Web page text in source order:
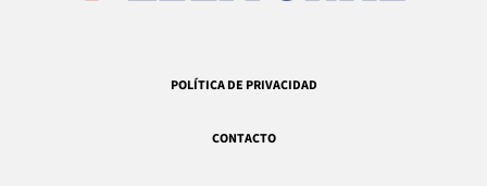
POLÍTICA DE PRIVACIDAD
CONTACTO